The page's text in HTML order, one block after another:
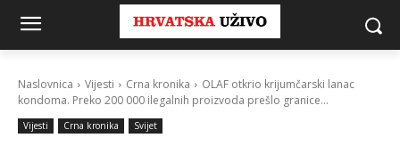
Naslovnica Vijesti Crna kronika
OLAF otkrio krijumčarski lanac
kondoma. Preko 200 000 ilegalnih proizvoda prešlo granice...
Vijesti Crna kronika Svijet